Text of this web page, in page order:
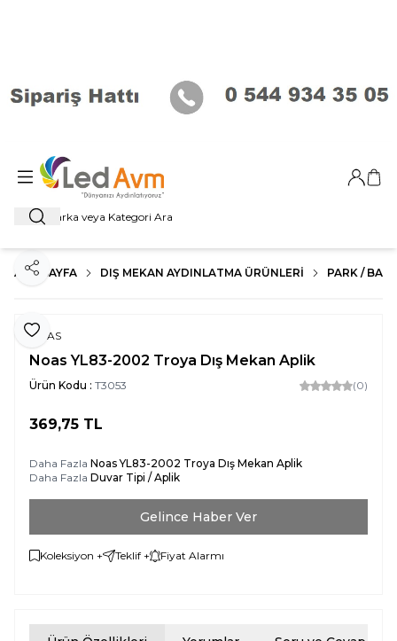
Ara
Giriş
ANA SAYFA DIŞ MEKAN AYDINLATMA ÜRÜNLERI PARK /
Favoriye Ekle
Paylaş
NOAS
Noas YL83-2002 Troya Dış Mekan Aplik
Ürün Kodu : T3053 (0)
369,75 TL
Daha Fazla Noas YL83-2002 Troya Dış Mekan Aplik
Daha Fazla Duvar Tipi / Aplik
Gelince Haber Ver
Koleksiyon + Teklif + Fiyat Alarmı